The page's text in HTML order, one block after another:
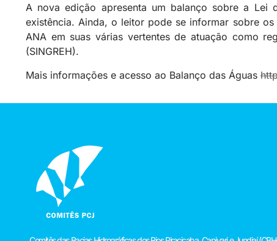
A nova edição apresenta um balanço sobre a Lei
existência. Ainda, o leitor pode se informar sobre
ANA em suas várias vertentes de atuação como
(SINGREH).
Mais informações e acesso ao Balanço das Águas